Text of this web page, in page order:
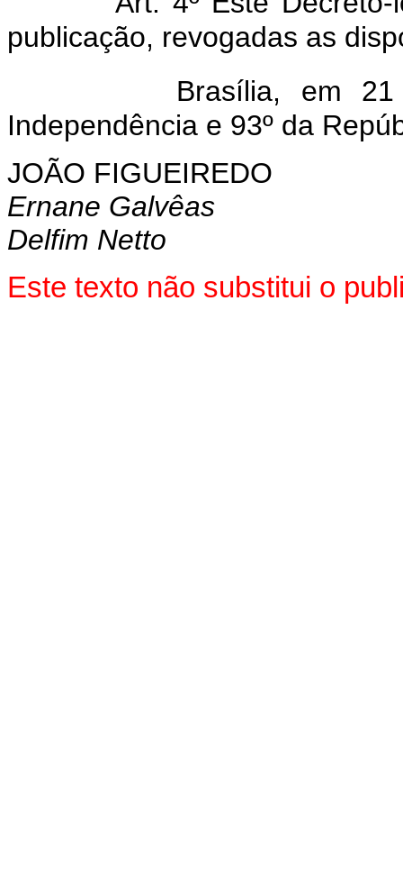
publicação, revogadas as
Brasília, em
Independência e 93º da
JOÃO FIGUEIREDO
Ernane Galvêas
Delfim Netto
Este texto não substitui o